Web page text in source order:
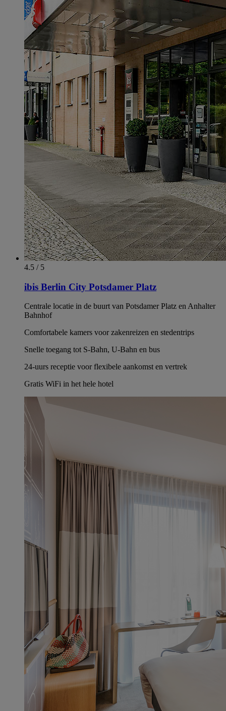
4.5 / 5
ibis Berlin City Potsdamer Platz
Centrale locatie in de buurt van Potsdamer Platz en Anhalter
Bahnhof
Comfortabele kamers voor zakenreizen en stedentrips
Snelle toegang tot S-Bahn, U-Bahn en bus
24-uurs receptie voor flexibele aankomst en vertrek
Gratis WiFi in het hele hotel